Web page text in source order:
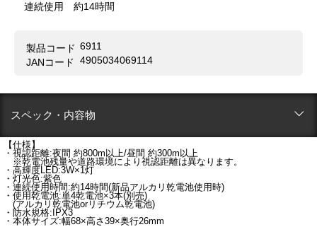
連続使用 約14時間
製品コード 6911
JANコード
4905034069114
スペック・内容物
【仕様】
・視認距離:夜間 約800m以上/昼間 約300m以上
※乾電池残量や道路環境により視認距離は異なります。
・高輝度LED:3W×1灯
・灯光色:紫色
・連続使用時間:約14時間(新品アルカリ乾電池使用時)
・使用乾電池:単4乾電池×3本(別売)
(アルカリ乾電池orリチウム乾電池)
・防水規格:IPX3
・本体サイズ:幅68×高さ39×奥行26mm